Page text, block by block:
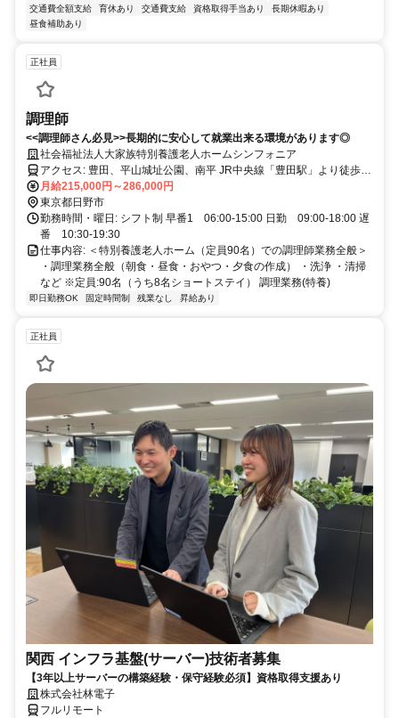
交通費全額支給
育休あり 交通費支給 資格取得手当あり
長期休暇あり
昼食補助あり
正社員
調理師
<<調理師さん必見>>長期的に安心して就業出来る環境があります◎
社会福祉法人大家族特別養護老人ホームシンフォニア
アクセス: 豊田、平山城址公園、南平 JR中央線「豊田駅」より徒歩7
分
月給215,000円～286,000円
東京都日野市
勤務時間・曜日: シフト制 早番1 06:00-15:00 日勤 09:00-18:00 遅
番 10:30-19:30
仕事内容: ＜特別養護老人ホーム（定員90名）での調理師業務全般＞
・調理業務全般（朝食・昼食・おやつ・夕食の作成） ・洗浄 ・清掃
など ※定員:90名（うち8名ショートステイ） 調理業務(特養)
即日勤務OK 固定時間制 残業なし 昇給あり
正社員
関西 インフラ基盤(サーバー)技術者募集
【3年以上サーバーの構築経験・保守経験必須】資格取得支援あり
株式会社林電子
フルリモート